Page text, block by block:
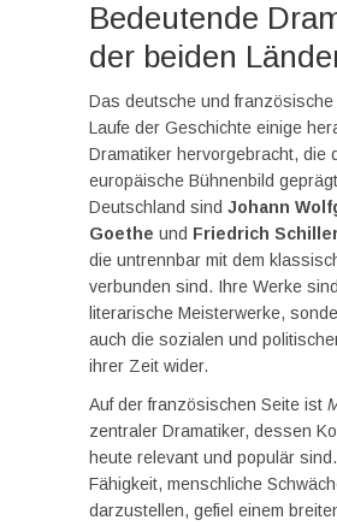
Bedeutende
der beiden
Das deutsche und
Laufe der Geschichte einige
Dramatiker hervorgebracht, die
europäische Bühnenbild
Deutschland sind Johann
Goethe und Friedrich
die untrennbar mit dem
verbunden sind. Ihre Werke
literarische Meisterwerke,
auch die sozialen und
ihrer Zeit wider.
Auf der französischen Seite ist
zentraler Dramatiker, dessen
heute relevant und populär
Fähigkeit, menschliche
darzustellen, gefiel einem